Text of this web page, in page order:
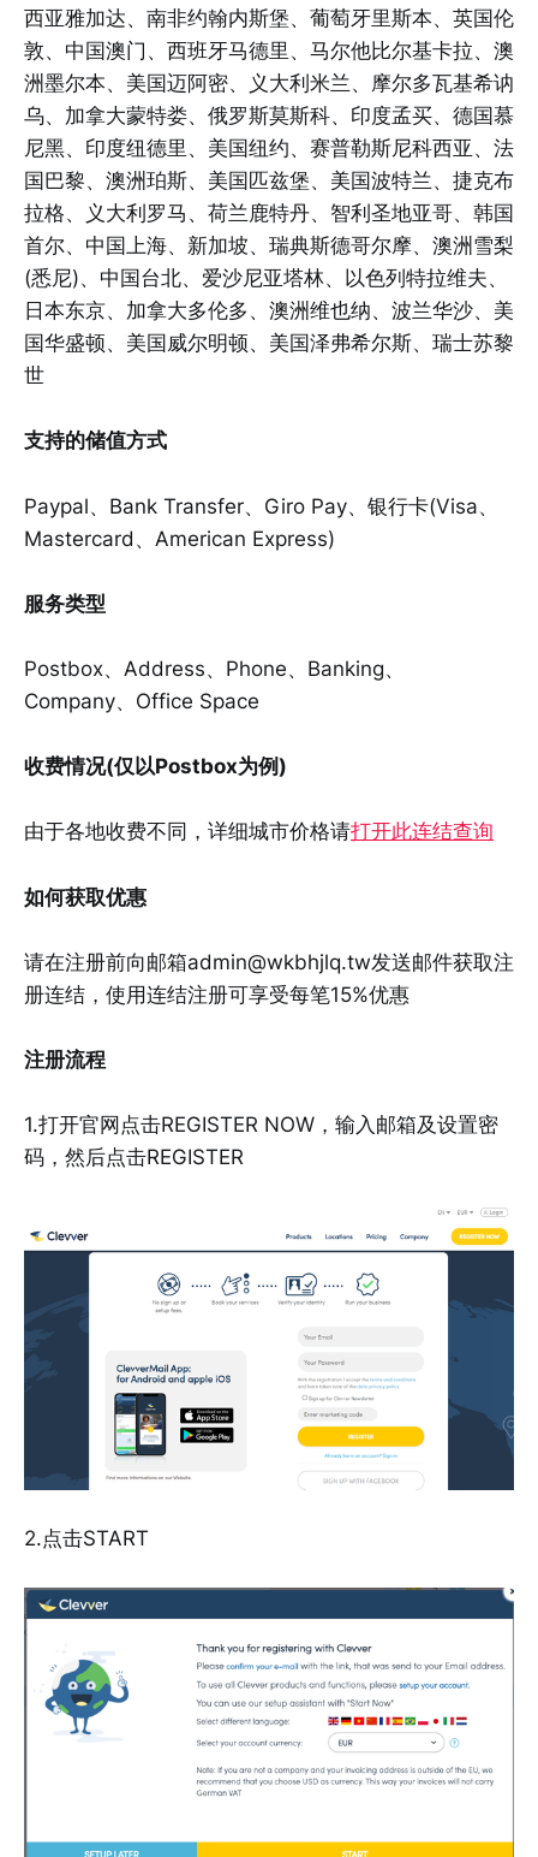
西亚雅加达、南非约翰内斯堡、葡萄牙里斯本、英国伦
敦、中国澳门、西班牙马德里、马尔他比尔基卡拉、澳
洲墨尔本、美国迈阿密、义大利米兰、摩尔多瓦基希讷
乌、加拿大蒙特娄、俄罗斯莫斯科、印度孟买、德国慕
尼黑、印度纽德里、美国纽约、赛普勒斯尼科西亚、法
国巴黎、澳洲珀斯、美国匹兹堡、美国波特兰、捷克布
拉格、义大利罗马、荷兰鹿特丹、智利圣地亚哥、韩国
首尔、中国上海、新加坡、瑞典斯德哥尔摩、澳洲雪梨
(悉尼)、中国台北、爱沙尼亚塔林、以色列特拉维夫、
日本东京、加拿大多伦多、澳洲维也纳、波兰华沙、美
国华盛顿、美国威尔明顿、美国泽弗希尔斯、瑞士苏黎
世
支持的储值方式
Paypal、Bank Transfer、Giro Pay、银行卡(Visa、
Mastercard、American Express)
服务类型
Postbox、Address、Phone、Banking、
Company、Office Space
收费情况(仅以Postbox为例)
由于各地收费不同，详细城市价格请打开此连结查询
如何获取优惠
请在注册前向邮箱admin@wkbhjlq.tw发送邮件获取注
册连结，使用连结注册可享受每笔15%优惠
注册流程
1.打开官网点击REGISTER NOW，输入邮箱及设置密
码，然后点击REGISTER
2.点击START